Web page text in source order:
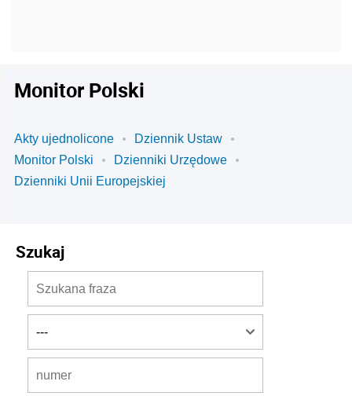
Monitor Polski
Akty ujednolicone
Dziennik Ustaw
Monitor Polski
Dzienniki Urzędowe
Dzienniki Unii Europejskiej
Szukaj